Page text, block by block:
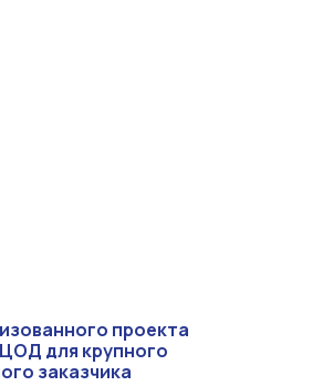
проекта
для крупного
заказчика